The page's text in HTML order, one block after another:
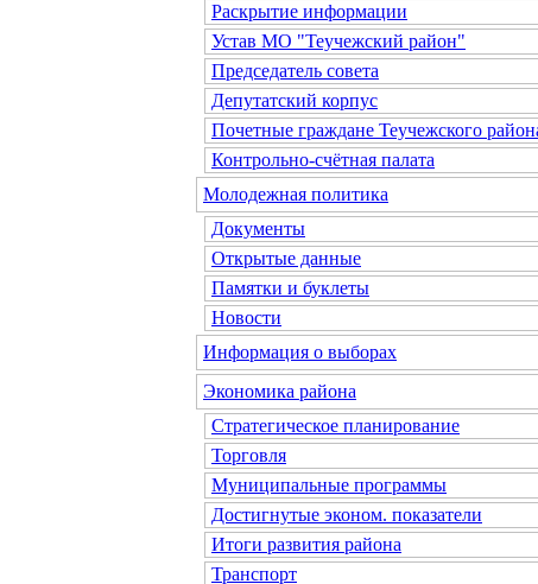
Раскрытие информации
Устав МО "Теучежский район"
Председатель совета
Депутатский корпус
Почетные граждане Теучежского
Контрольно-счётная палата
Молодежная политика
Документы
Открытые данные
Памятки и буклеты
Новости
Информация о выборах
Экономика района
Стратегическое планирование
Торговля
Муниципальные программы
Достигнутые эконом. показатели
Итоги развития района
Транспорт